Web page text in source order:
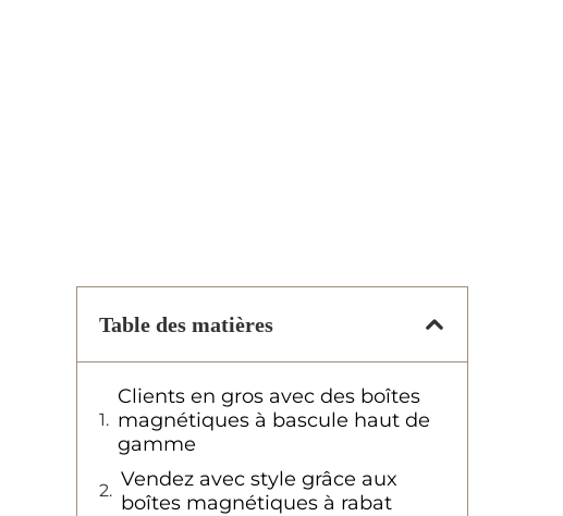
Table des matières
Clients en gros avec des boîtes
magnétiques à bascule haut de
gamme
Vendez avec style grâce aux
boîtes magnétiques à rabat